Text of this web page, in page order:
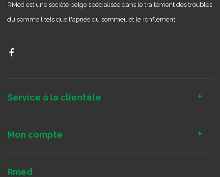
RMed est une société belge spécialisée dans le traitement des troubles
du sommeil tels que l'apnée du sommeil et le ronflement.
Service à la clientèle
Mon compte
Rmed